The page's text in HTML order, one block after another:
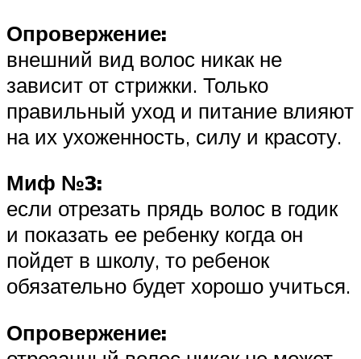
Опровержение:
внешний вид волос никак не
зависит от стрижки. Только
правильный уход и питание влияют
на их ухоженность, силу и красоту.
Миф №3:
если отрезать прядь волос в годик
и показать ее ребенку когда он
пойдет в школу, то ребенок
обязательно будет хорошо учиться.
Опровержение: